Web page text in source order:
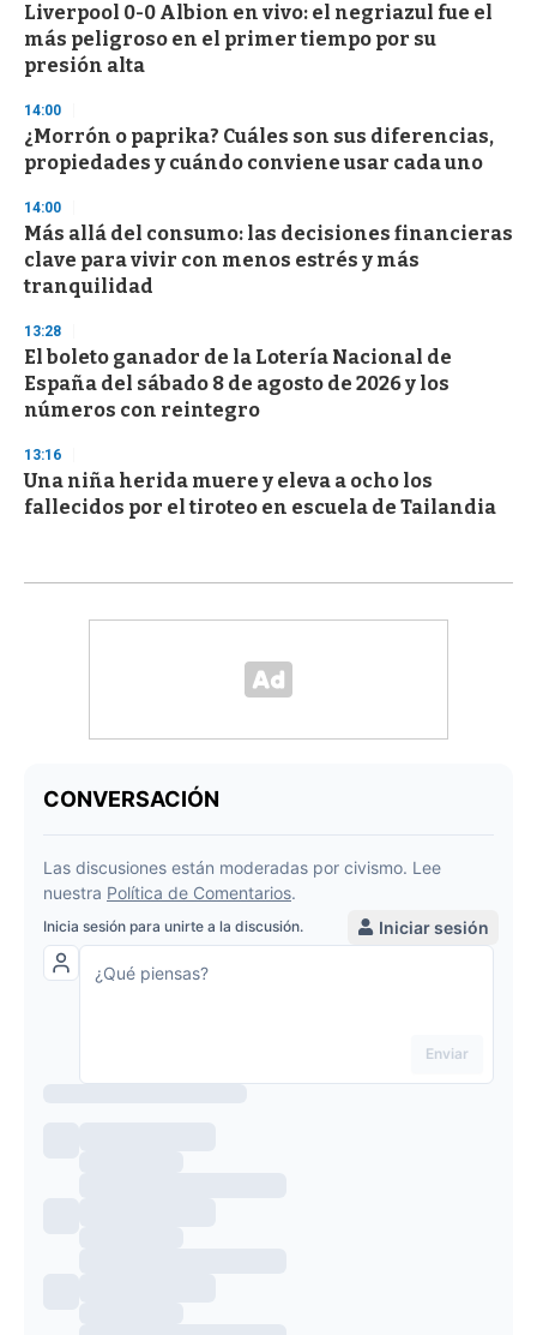
Liverpool 0-0 Albion en vivo: el negriazul fue el
más peligroso en el primer tiempo por su
presión alta
14:00
¿Morrón o paprika? Cuáles son sus diferencias,
propiedades y cuándo conviene usar cada uno
14:00
Más allá del consumo: las decisiones financieras
clave para vivir con menos estrés y más
tranquilidad
13:28
El boleto ganador de la Lotería Nacional de
España del sábado 8 de agosto de 2026 y los
números con reintegro
13:16
Una niña herida muere y eleva a ocho los
fallecidos por el tiroteo en escuela de Tailandia